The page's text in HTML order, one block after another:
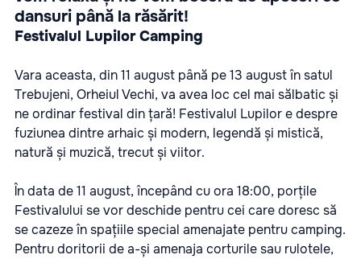
dansuri până la răsărit!
Festivalul Lupilor Camping
Vara aceasta, din 11 august până pe 13 august în satul
Trebujeni, Orheiul Vechi, va avea loc cel mai sălbatic și
ne ordinar festival din țară! Festivalul Lupilor e despre
fuziunea dintre arhaic și modern, legendă și mistică,
natură și muzică, trecut și viitor.
În data de 11 august, începând cu ora 18:00, porțile
Festivalului se vor deschide pentru cei care doresc să
se cazeze în spațiile special amenajate pentru camping.
Pentru doritorii de a-și amenaja corturile sau rulotele,